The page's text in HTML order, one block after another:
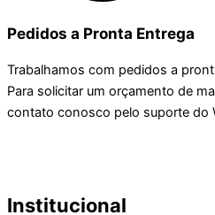
Pedidos a Pronta Entrega
Trabalhamos com pedidos a
Para solicitar um orçamento de
contato conosco pelo suporte do
Institucional